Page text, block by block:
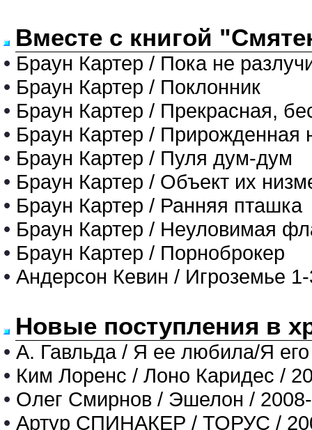
Вместе с книгой
• Браун Картер / Пока не
• Браун Картер / Поклонник
• Браун Картер / Прекрасная,
• Браун Картер / Прирожденная
• Браун Картер / Пуля дум-дум
• Браун Картер / Объект их
• Браун Картер / Ранняя пташка
• Браун Картер / Неуловимая
• Браун Картер / Порноброкер
• Андерсон Кевин / Игроземье
Новые поступления в
• А. Гавльда / Я ее любила/Я
• Ким Лоренс / Лоно Каридес /
• Олег Смирнов / Эшелон /
• Артур СПИНАКЕР / ТОРУС /